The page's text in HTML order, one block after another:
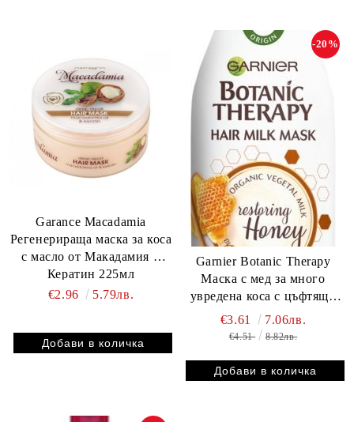
Garance Macadamia
Регенерираща маска за коса
с масло от Макадамия и
Кератин 225мл
€2.96
5.79лв.
Garnier Botanic Therapy
Mаска с мед за много
увредена коса с цъфтящи
краища 250мл.
-20%
€3.61 7.06лв.
€4.51 8.82лв.